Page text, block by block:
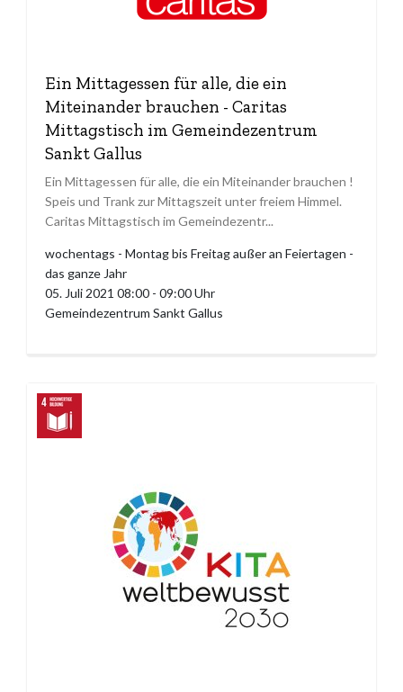
Ein Mittagessen für alle, die ein
Miteinander brauchen - Caritas
Mittagstisch im Gemeindezentrum
Sankt Gallus
Ein Mittagessen für alle, die ein Miteinander brauchen !
Speis und Trank zur Mittagszeit unter freiem Himmel.
Caritas Mittagstisch im Gemeindezentr...
wochentags - Montag bis Freitag außer an Feiertagen -
das ganze Jahr
05. Juli 2021 08:00 - 09:00 Uhr
Gemeindezentrum Sankt Gallus